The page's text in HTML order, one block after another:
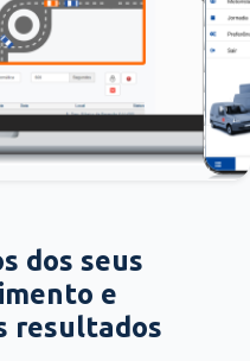
dos seus
e
resultados